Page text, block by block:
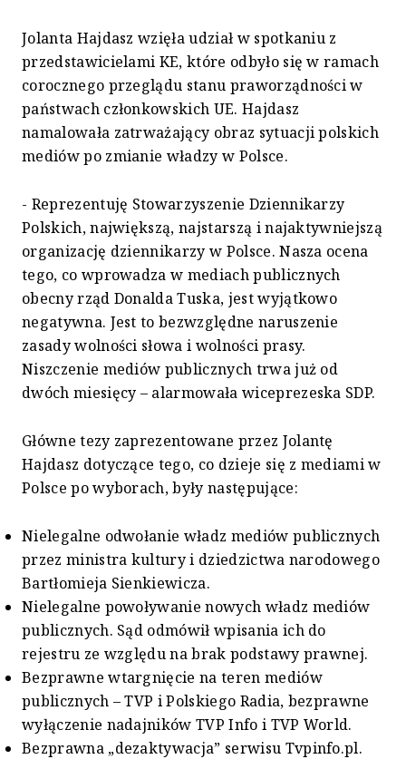
Jolanta Hajdasz wzięła udział w spotkaniu z
przedstawicielami KE, które odbyło się w ramach
corocznego przeglądu stanu praworządności w
państwach członkowskich UE. Hajdasz
namalowała zatrważający obraz sytuacji polskich
mediów po zmianie władzy w Polsce.
- Reprezentuję Stowarzyszenie Dziennikarzy
Polskich, największą, najstarszą i najaktywniejszą
organizację dziennikarzy w Polsce. Nasza ocena
tego, co wprowadza w mediach publicznych
obecny rząd Donalda Tuska, jest wyjątkowo
negatywna. Jest to bezwzględne naruszenie
zasady wolności słowa i wolności prasy.
Niszczenie mediów publicznych trwa już od
dwóch miesięcy – alarmowała wiceprezeska SDP.
Główne tezy zaprezentowane przez Jolantę
Hajdasz dotyczące tego, co dzieje się z mediami w
Polsce po wyborach, były następujące:
Nielegalne odwołanie władz mediów publicznych
przez ministra kultury i dziedzictwa narodowego
Bartłomieja Sienkiewicza.
Nielegalne powoływanie nowych władz mediów
publicznych. Sąd odmówił wpisania ich do
rejestru ze względu na brak podstawy prawnej.
Bezprawne wtargnięcie na teren mediów
publicznych – TVP i Polskiego Radia, bezprawne
wyłączenie nadajników TVP Info i TVP World.
Bezprawna „dezaktywacja” serwisu Tvpinfo.pl.